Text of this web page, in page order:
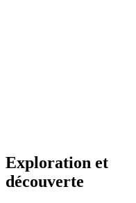
Exploration et
découverte